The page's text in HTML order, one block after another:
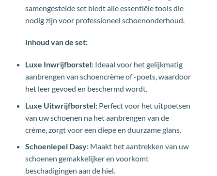
samengestelde set biedt alle essentiële tools die
nodig zijn voor professioneel schoenonderhoud.
Inhoud van de set:
Luxe Inwrijfborstel:Ideaal voor het gelijkmatig
aanbrengen van schoencrème of -poets, waardoor
het leer gevoed en beschermd wordt.
Luxe Uitwrijfborstel:Perfect voor het uitpoetsen
van uw schoenen na het aanbrengen van de
crème, zorgt voor een diepe en duurzame glans.
Schoenlepel Dasy:Maakt het aantrekken van uw
schoenen gemakkelijker en voorkomt
beschadigingen aan de hiel.